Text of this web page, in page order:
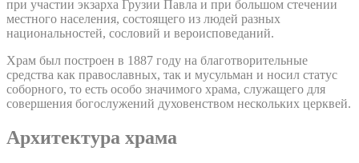
при участии экзарха Грузии Павла и при большом стечении
местного населения, состоящего из людей разных
национальностей, сословий и вероисповеданий.
Храм был построен в 1887 году на благотворительные
средства как православных, так и мусульман и носил статус
соборного, то есть особо значимого храма, служащего для
совершения богослужений духовенством нескольких церквей.
Архитектура храма